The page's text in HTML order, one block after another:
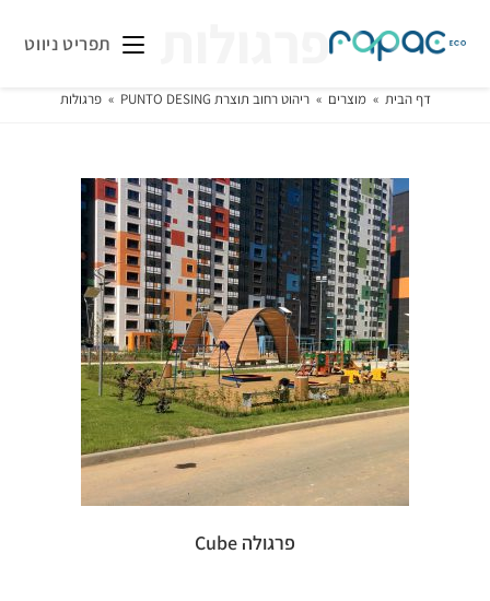
תפריט ניווט פרגולות
דף הבית » מוצרים » ריהוט רחוב תוצרת PUNTO DESING » פרגולות
פרגולה Cube